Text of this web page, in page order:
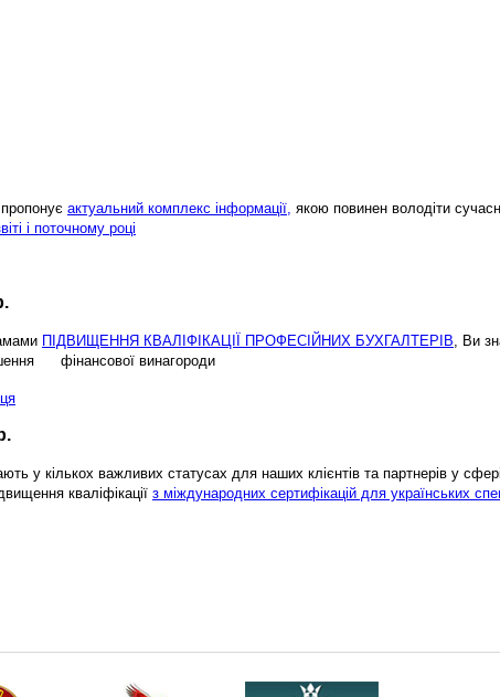
актуальний комплекс інформації, якою повинен володіти
і поточному році
ПІДВИЩЕННЯ КВАЛІФІКАЦІЇ ПРОФЕСІЙНИХ БУХГАЛТЕРІВ, Ви
фінансової винагороди
у кількох важливих статусах для наших клієнтів та партнерів у сфері
кваліфікації з міждународних сертифікацій для українських